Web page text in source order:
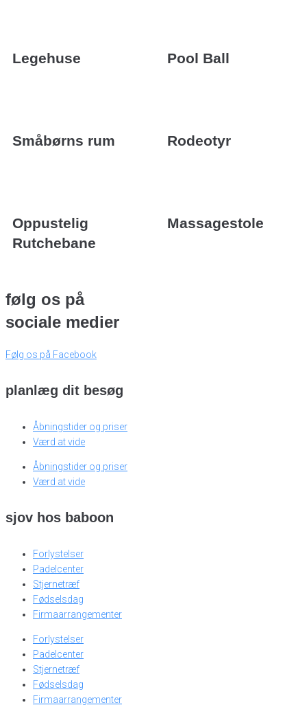
Legehuse Pool Ball
Småbørns rum Rodeotyr
Oppustelig
Rutchebane
Massagestole
følg os på
sociale medier
Følg os på Facebook
planlæg dit besøg
Åbningstider og priser
Værd at vide
Åbningstider og priser
Værd at vide
sjov hos baboon
Forlystelser
Padelcenter
Stjernetræf
Fødselsdag
Firmaarrangementer
Forlystelser
Padelcenter
Stjernetræf
Fødselsdag
Firmaarrangementer